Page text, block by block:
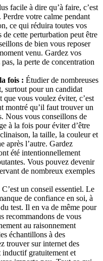
facile à dire qu’à faire, c’est
votre calme pendant
ce qui réduira toutes vos
de cette perturbation peut être
de bien vous reposer
venu. Gardez vos
la perte de concentration
fois : Étudier de nombreuses
surtout pour un candidat
vous voulez éviter, c’est
montré qu’il faut trouver un
Nous vous conseillons de
à la fois pour éviter d’être
la taille, la couleur et
après l’autre. Gardez
été intentionnellement
Vous pouvez devenir
de nombreux exemples
C’est un conseil essentiel. Le
de confiance en soi, à
test. Il en va de même pour
recommandons de vous
au raisonnement
échantillons à des
trouver sur internet des
inductif gratuitement et